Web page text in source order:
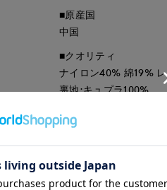
■原産国
中国
■クオリティ
ナイロン40% 綿19%
裏地:キュプラ100%
■取扱い方法